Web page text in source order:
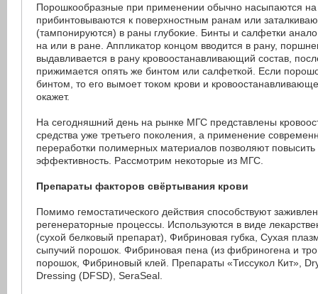
Порошкообразные при применении обычно насыпаются на
прибинтовываются к поверхностным ранам или
(тампонируются) в раны глубокие. Бинты и салфетки
на или в ране. Аппликатор концом вводится в рану,
выдавливается в рану кровоостанавливающий состав,
прижимается опять же бинтом или салфеткой. Если
бинтом, то его вымоет током крови и
окажет.
На сегодняшний день на рынке МГС представлены
средства уже третьего поколения, а применение
переработки полимерных материалов позволяют повысить
эффективность. Рассмотрим некоторые из МГС.
Препараты факторов свёртывания крови
Помимо гемостатического действия способствуют
регенераторные процессы. Используются в виде
(сухой белковый препарат), Фибриновая губка, Сухая
сыпучий порошок. Фибриновая пена (из фибриногена и
порошок, Фибриновый клей. Препараты «Тиссукол Кит»,
Dressing (DFSD), SeraSeal.